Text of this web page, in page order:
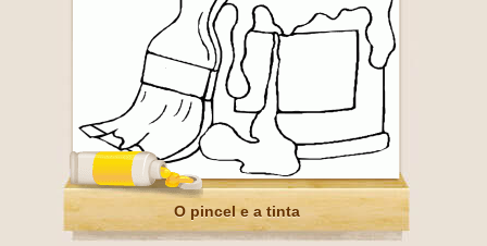
O pincel e a tinta